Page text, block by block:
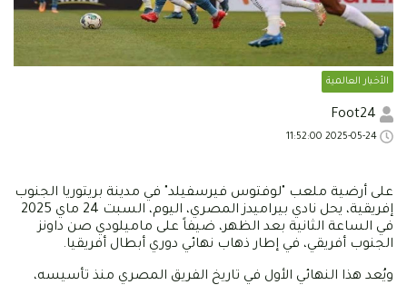
الأخبار العالمية
على أرضية ملعب "لوفتوس فيرسفيلد" في مدينة بريتوريا الجنوب
إفريقية، يحل نادي بيراميدز المصري، اليوم، السبت 24 ماي 2025
في الساعة الثانية بعد الظهر، ضيفاً على ماميلودي صن داونز
الجنوب أفريقي، في إطار ذهاب نهائي دوري أبطال أفريقيا.
ويُعد هذا النهائي الأول في تاريخ الفريق المصري منذ تأسيسه،